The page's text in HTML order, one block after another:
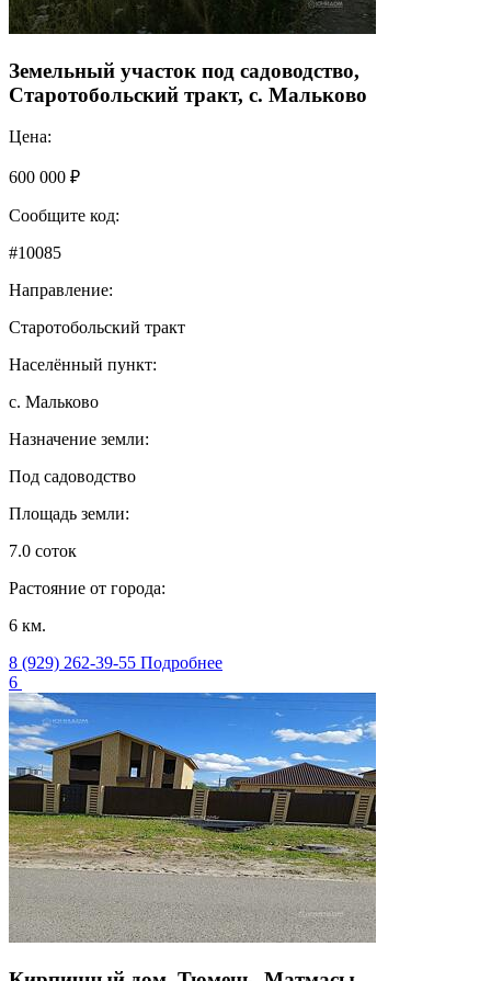
Земельный участок под садоводство,
Старотобольский тракт, с. Мальково
Цена:
600 000 ₽
Сообщите код:
#10085
Направление:
Старотобольский тракт
Населённый пункт:
с. Мальково
Назначение земли:
Под садоводство
Площадь земли:
7.0 соток
Растояние от города:
6 км.
8 (929) 262-39-55 Подробнее
6